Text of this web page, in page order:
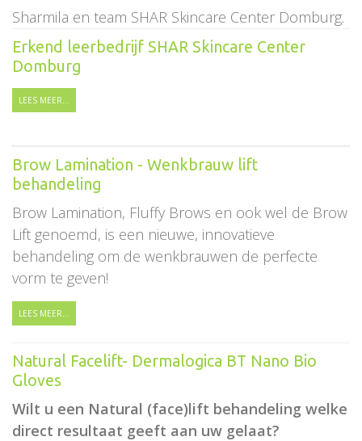
Sharmila en team SHAR Skincare Center Domburg.
Erkend leerbedrijf SHAR Skincare Center
Domburg
LEES MEER...
Brow Lamination - Wenkbrauw lift
behandeling
Brow Lamination, Fluffy Brows en ook wel de Brow
Lift genoemd, is een nieuwe, innovatieve
behandeling om de wenkbrauwen de perfecte
vorm te geven!
LEES MEER...
Natural Facelift- Dermalogica BT Nano Bio
Gloves
Wilt u een Natural (face)lift behandeling welke
direct resultaat geeft aan uw gelaat?